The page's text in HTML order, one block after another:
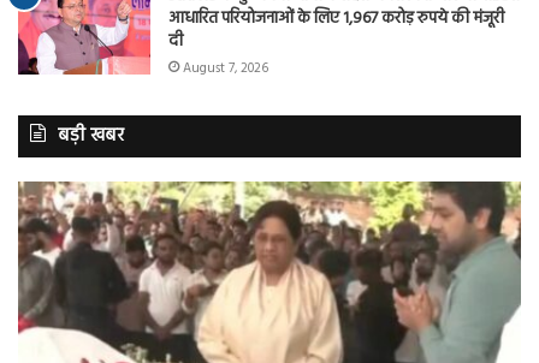
आधारित परियोजनाओं के लिए 1,967 करोड़ रुपये की मंजूरी
दी
August 7, 2026
बड़ी खबर